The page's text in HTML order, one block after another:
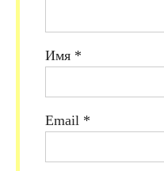
Имя *
Email *